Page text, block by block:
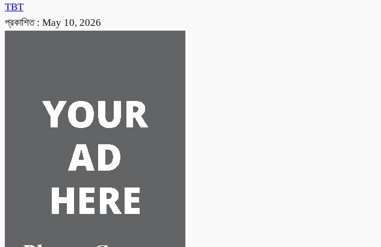
TBT
প্রকাশিত : May 10, 2026